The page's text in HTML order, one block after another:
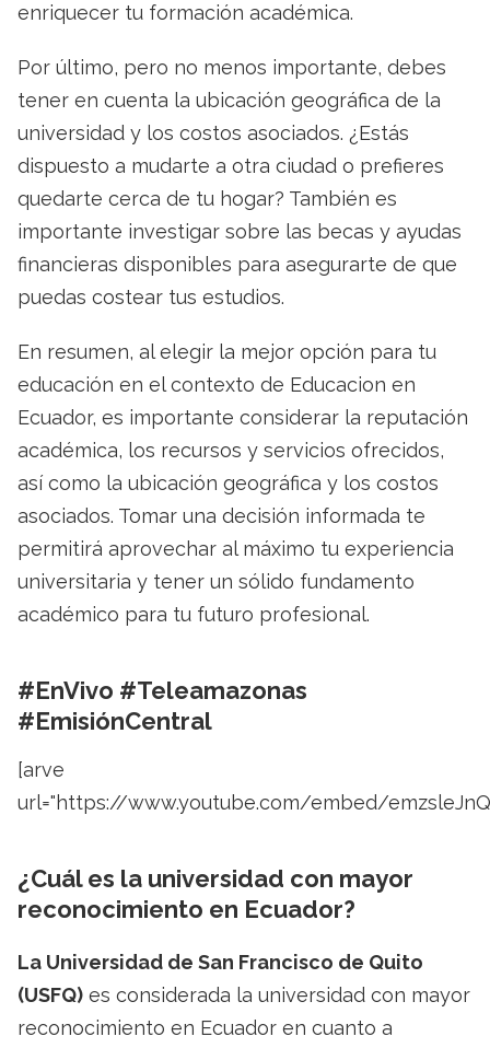
enriquecer tu formación académica.
Por último, pero no menos importante, debes
tener en cuenta la ubicación geográfica de la
universidad y los costos asociados. ¿Estás
dispuesto a mudarte a otra ciudad o prefieres
quedarte cerca de tu hogar? También es
importante investigar sobre las becas y ayudas
financieras disponibles para asegurarte de que
puedas costear tus estudios.
En resumen, al elegir la mejor opción para tu
educación en el contexto de Educacion en
Ecuador, es importante considerar la reputación
académica, los recursos y servicios ofrecidos,
así como la ubicación geográfica y los costos
asociados. Tomar una decisión informada te
permitirá aprovechar al máximo tu experiencia
universitaria y tener un sólido fundamento
académico para tu futuro profesional.
#EnVivo #Teleamazonas
#EmisiónCentral
[arve
url="https://www.youtube.com/embed/
¿Cuál es la universidad con mayor
reconocimiento en Ecuador?
La Universidad de San Francisco de Quito
(USFQ) es considerada la universidad con mayor
reconocimiento en Ecuador en cuanto a